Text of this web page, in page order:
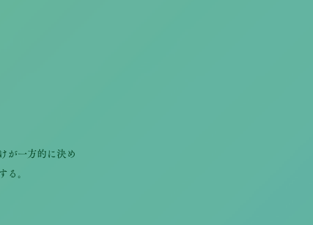
が一方的に決め
る。